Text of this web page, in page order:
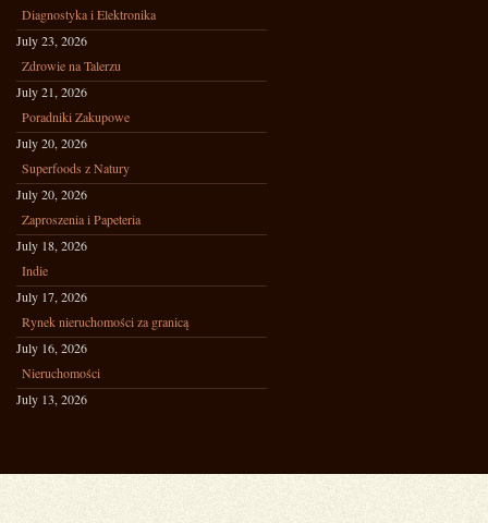
Diagnostyka i Elektronika
July 23, 2026
Zdrowie na Talerzu
July 21, 2026
Poradniki Zakupowe
July 20, 2026
Superfoods z Natury
July 20, 2026
Zaproszenia i Papeteria
July 18, 2026
Indie
July 17, 2026
Rynek nieruchomości za granicą
July 16, 2026
Nieruchomości
July 13, 2026